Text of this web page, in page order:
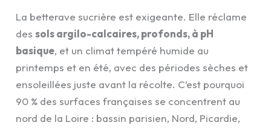
La betterave sucrière est exigeante. Elle réclame
dessols argilo-calcaires, profonds, à pH
basique, et un climat tempéré humide au
printemps et en été, avec des périodes sèches et
ensoleillées juste avant la récolte. C’est pourquoi
90 % des surfaces françaises se concentrent au
nord de la Loire : bassin parisien, Nord, Picardie,